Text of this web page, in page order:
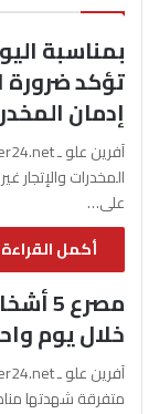
بمناسبة
تؤكد ضرورة
إدمان
المخدرات والإتجار
على…
أكمل
خلال يوم
متفرقة شهدتها